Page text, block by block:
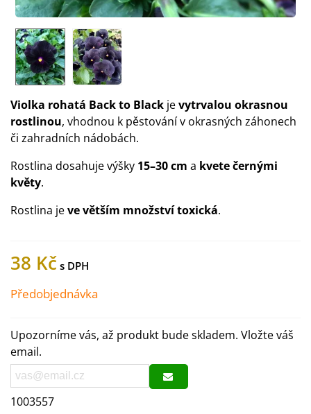
Violka rohatá Back to Black jevytrvalou okrasnou
rostlinou, vhodnou k pěstování v okrasných záhonech
či zahradních nádobách.
Rostlina dosahuje výšky 15–30 cm a kvete černými
květy.
Rostlina jeve větším množství toxická.
38 Kč
Předobjednávka
Upozorníme vás, až produkt bude skladem. Vložte váš
email.
1003557